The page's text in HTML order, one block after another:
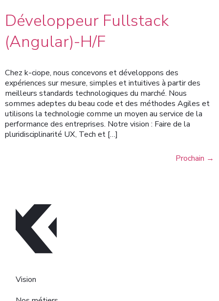
Développeur Fullstack
(Angular)-H/F
Chez k-ciope, nous concevons et développons des
expériences sur mesure, simples et intuitives à partir des
meilleurs standards technologiques du marché. Nous
sommes adeptes du beau code et des méthodes Agiles et
utilisons la technologie comme un moyen au service de la
performance des entreprises. Notre vision : Faire de la
pluridisciplinarité UX, Tech et […]
Prochain →
Vision